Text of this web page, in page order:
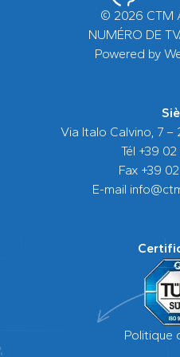
© 2026 CTM
NUMÉRO DE
Powered by
Via Italo Calvino, 7 –
Tél +39
Fax +39
E-mail
Politique